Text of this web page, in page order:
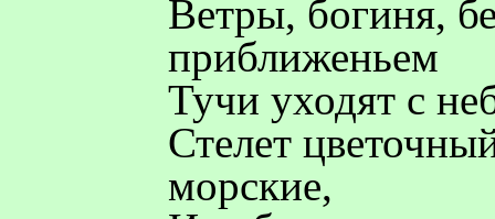
Ветры, богиня,
приближеньем
Тучи уходят с
Стелет
морские,